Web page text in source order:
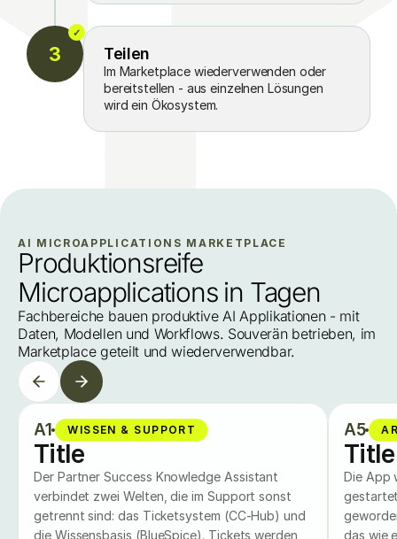
3
✓
Application
Use Case - Best Practice
Reuse
Community
Teilen
Im Marketplace wiederverwenden oder
bereitstellen - aus einzelnen Lösungen
wird ein Ökosystem.
AI MICROAPPLICATIONS MARKETPLACE
Produktionsreife
Microapplications in Tagen
Fachbereiche bauen produktive AI Applikationen - mit
Daten, Modellen und Workflows. Souverän betrieben, im
Marketplace geteilt und wiederverwendbar.
A1 WISSEN & SUPPORT
Title
Der Partner Success Knowledge Assistant
verbindet zwei Welten, die im Support sonst
getrennt sind: das Ticketsystem (CC-Hub) und
die Wissensbasis (BlueSpice). Tickets werden
A5
Title
Die App
das wie